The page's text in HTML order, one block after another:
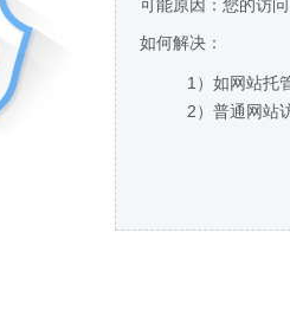
可能原因：您的访
如何解决：
1）如网站托
2）普通网站